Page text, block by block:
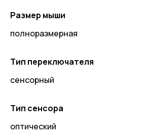
Размер мыши
полноразмерная
Тип переключателя
сенсорный
Тип сенсора
оптический